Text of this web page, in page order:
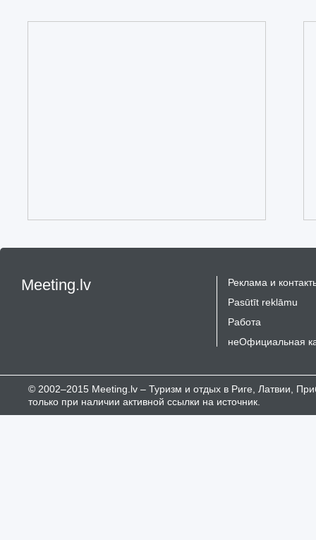
Meeting.lv
Реклама и
Pasūtīt reklāmu
Работа
неОфициальная
© 2002–2015 Meeting.lv – Туризм и отдых в Риге, Латвии,
только при наличии активной ссылки на источник.